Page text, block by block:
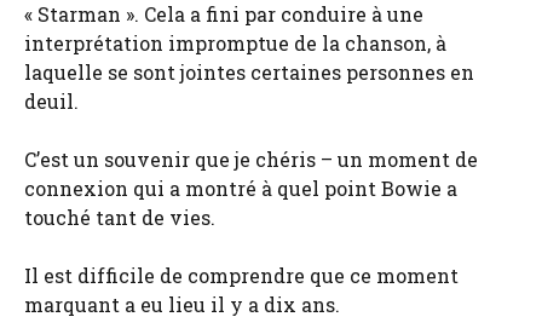
« Starman ». Cela a fini par conduire à une
interprétation impromptue de la chanson, à
laquelle se sont jointes certaines personnes en
deuil.
C’est un souvenir que je chéris – un moment de
connexion qui a montré à quel point Bowie a
touché tant de vies.
Il est difficile de comprendre que ce moment
marquant a eu lieu il y a dix ans.